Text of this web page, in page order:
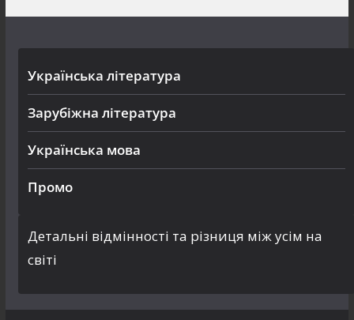
Українська література
Зарубіжна література
Українська мова
Промо
Детальні відмінності та різниця між усім на
світі